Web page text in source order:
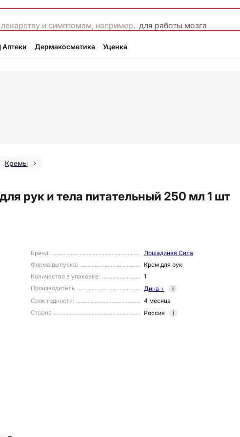
и симптомам, например, для работы мозга
Аптеки Дермакосметика Уценка
Кремы
рук и тела питательный 250 мл 1 шт
Бренд:
Лошадиная Сила
Форма выпуска:
Крем для рук
Количество в упаковке:
1
Производитель
Дина +
i
Срок годности:
4 месяца
Страна
Россия i